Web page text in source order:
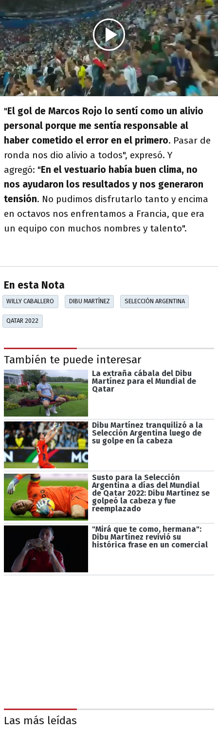
"El gol de Marcos Rojo lo sentí como un alivio
personal porque me sentía responsable al
haber cometido el error en el primero. Pasar de
ronda nos dio alivio a todos", expresó. Y
agregó: "En el vestuario había buen clima, no
nos ayudaron los resultados y nos generaron
tensión. No pudimos disfrutarlo tanto y encima
en octavos nos enfrentamos a Francia, que era
un equipo con muchos nombres y talento".
En esta Nota
WILLY CABALLERO DIBU MARTÍNEZ SELECCIÓN ARGENTINA
QATAR 2022
También te puede interesar
La extraña cábala del Dibu
Martínez para el Mundial de
Qatar
Dibu Martínez tranquilizó a la
Selección Argentina luego de
su golpe en la cabeza
Susto para la Selección
Argentina a días del Mundial
de Qatar 2022: Dibu Martínez se
golpeó la cabeza y fue
reemplazado
"Mirá que te como, hermana":
Dibu Martínez revivió su
histórica frase en un comercial
Las más leídas